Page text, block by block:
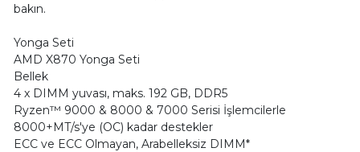
bakın.
Yonga Seti
AMD X870 Yonga Seti
Bellek
4 x DIMM yuvası, maks. 192 GB, DDR5
Ryzen™ 9000 & 8000 & 7000 Serisi İşlemcilerle
8000+MT/s'ye (OC) kadar destekler
ECC ve ECC Olmayan, Arabelleksiz DIMM*